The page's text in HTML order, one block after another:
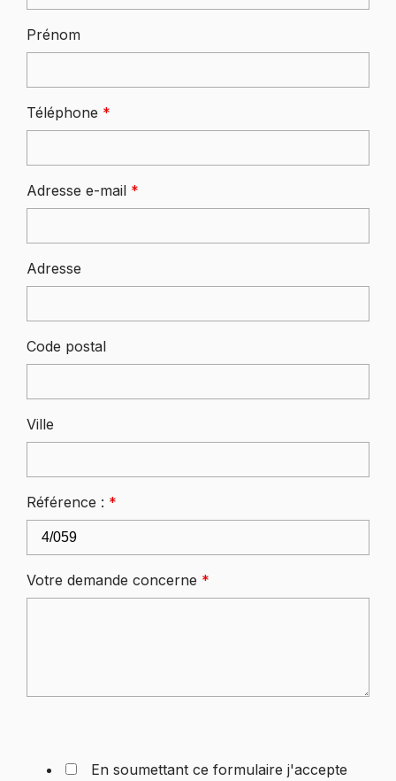
Prénom
Téléphone *
Adresse e-mail *
Adresse
Code postal
Ville
Référence : *
Votre demande concerne *
En soumettant ce formulaire j'accepte